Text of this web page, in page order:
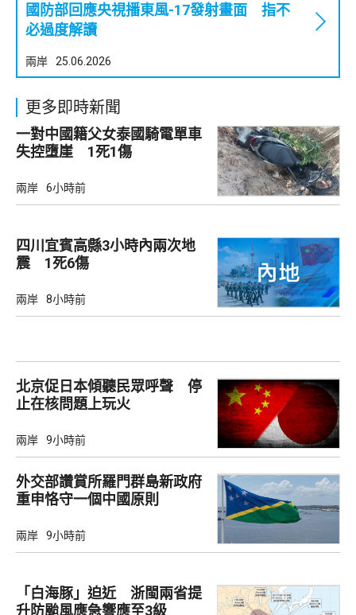
國防部回應央視播東風-17發射畫面 指不
必過度解讀
兩岸 25.06.2026
更多即時新聞
一對中國籍父女泰國騎電單車
失控墮崖 1死1傷
兩岸 6小時前
四川宜賓高縣3小時內兩次地
震 1死6傷
兩岸 8小時前
北京促日本傾聽民眾呼聲 停
止在核問題上玩火
兩岸 9小時前
外交部讚賞所羅門群島新政府
重申恪守一個中國原則
兩岸 9小時前
「白海豚」迫近 浙閩兩省提
升防颱風應急響應至3級